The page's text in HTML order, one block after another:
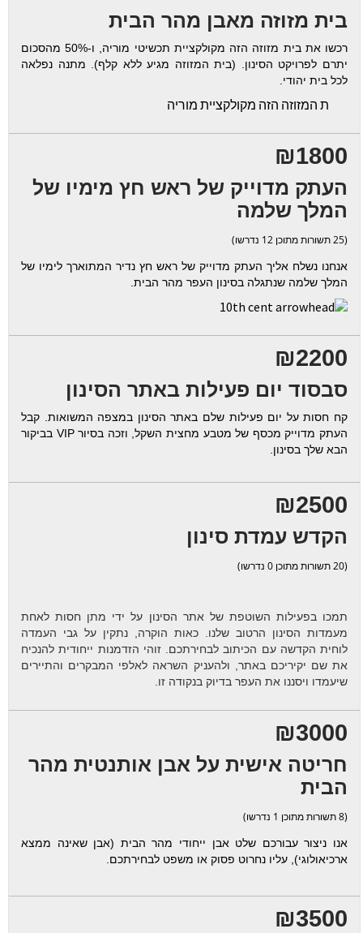
בית מזוזה מאבן מהר הבית
רכשו את בית מזוזה הזה מקולקציית תכשיטי מוריה, ו-50% מהסכום
יתרם לפרויקט הסינון. (בית המזוזה מגיע ללא קלף). מתנה נפלאה
לכל בית יהודי.
ת המזוזה הזה מקולקציית מוריה
₪1800
העתק מדוייק של ראש חץ מימיו של
המלך שלמה
(25 תשורות מתוכן 12 נדרשו)
אנחנו נשלח אליך העתק מדוייק של ראש חץ נדיר המתוארך לימיו של
המלך שלמה שנתגלה בסינון העפר מהר הבית.
₪2200
סבסוד יום פעילות באתר הסינון
קח חסות על יום פעילות שלם באתר הסינון במצפה המשואות. קבל
העתק מדוייק מכסף של מטבע מחצית השקל, וזכה בסיור VIP בביקור
הבא שלך בסינון.
₪2500
הקדש עמדת סינון
(20 תשורות מתוכן 0 נדרשו)
תמכו בפעילות השוטפת של אתר הסינון על ידי מתן חסות לאחת
מעמדות הסינון הרטוב שלנו. כאות הוקרה, נתקין על גבי העמדה
לוחית הקדשה עם הכיתוב לבחירתכם. זוהי הזדמנות ייחודית להנכיח
את שם יקיריכם באתר, ולהעניק השראה לאלפי המבקרים והתיירים
שיעמדו ויסננו את העפר בדיוק בנקודה זו.
₪3000
חריטה אישית על אבן אותנטית מהר
הבית
(8 תשורות מתוכן 1 נדרשו)
אנו ניצור עבורכם שלט אבן ייחודי מהר הבית (אבן שאינה ממצא
ארכיאולוגי), עליו נחרוט פסוק או משפט לבחירתכם.
₪3500